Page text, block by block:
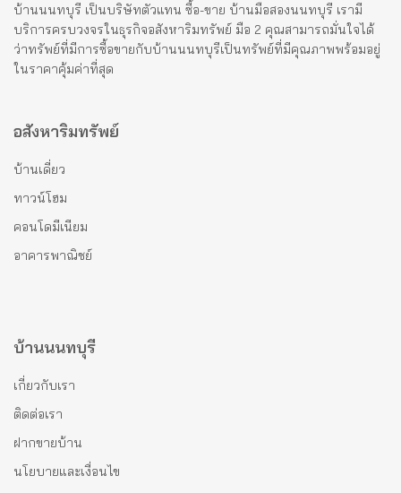
บ้านนนทบุรี เป็นบริษัทตัวแทน ซื้อ-ขาย บ้านมือสองนนทบุรี เรามี
บริการครบวงจรในธุรกิจอสังหาริมทรัพย์ มือ 2 คุณสามารถมั่นใจได้
ว่าทรัพย์ที่มีการซื้อขายกับบ้านนนทบุรีเป็นทรัพย์ที่มีคุณภาพพร้อมอยู่
ในราคาคุ้มค่าที่สุด
อสังหาริมทรัพย์
บ้านเดี่ยว
ทาวน์โฮม
คอนโดมีเนียม
อาคารพาณิชย์
บ้านนนทบุรี
เกี่ยวกับเรา
ติดต่อเรา
ฝากขายบ้าน
นโยบายและเงื่อนไข